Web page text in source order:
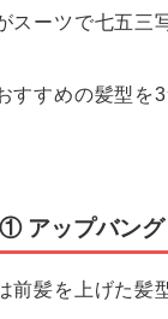
スーツで七五三
すすめの髪型を
アップバング
前髪を上げた髪